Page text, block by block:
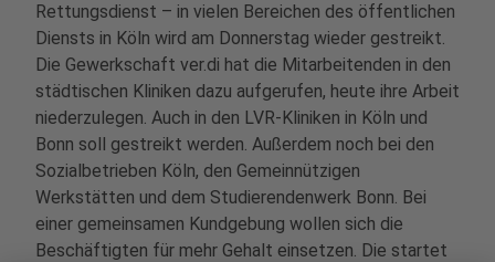
Rettungsdienst – in vielen Bereichen des öffentlichen
Diensts in Köln wird am Donnerstag wieder gestreikt.
Die Gewerkschaft ver.di hat die Mitarbeitenden in den
städtischen Kliniken dazu aufgerufen, heute ihre Arbeit
niederzulegen. Auch in den LVR-Kliniken in Köln und
Bonn soll gestreikt werden. Außerdem noch bei den
Sozialbetrieben Köln, den Gemeinnützigen
Werkstätten und dem Studierendenwerk Bonn. Bei
einer gemeinsamen Kundgebung wollen sich die
Beschäftigten für mehr Gehalt einsetzen. Die startet